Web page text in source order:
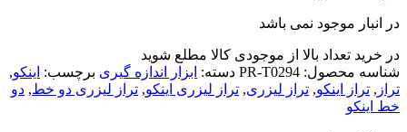
در انبار موجود نمی باشد
در خرید تعداد بالا از موجودی کالا مطلع شوید
شناسه محصول: PR-T0294 دسته: ابزار اندازه گیری برچسب: اینکو,
تراز , تراز اینکو, تراز لیزری, تراز لیزری اینکو, تراز لیزری دو خط, دو
خط اینکو